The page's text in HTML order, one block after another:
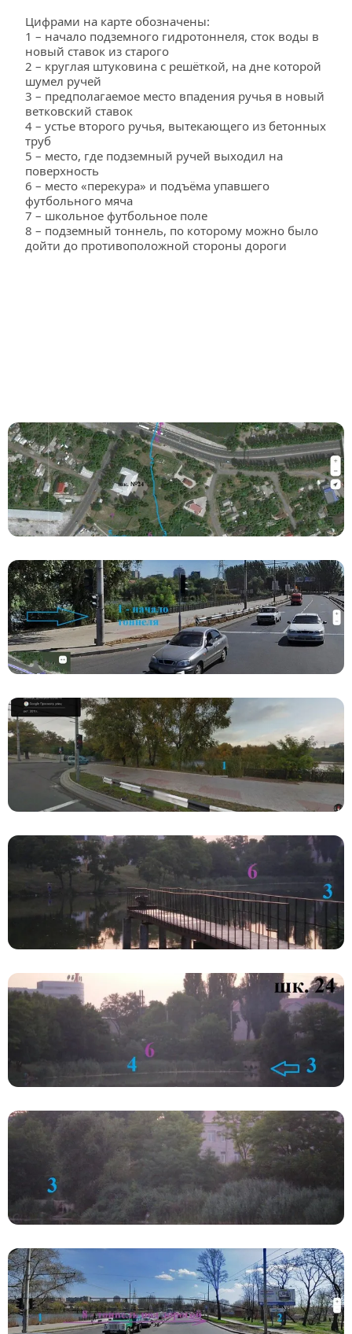
Цифрами на карте обозначены:
1 – начало подземного гидротоннеля, сток воды в
новый ставок из старого
2 – круглая штуковина с решёткой, на дне которой
шумел ручей
3 – предполагаемое место впадения ручья в новый
ветковский ставок
4 – устье второго ручья, вытекающего из бетонных
труб
5 – место, где подземный ручей выходил на
поверхность
6 – место «перекура» и подъёма упавшего
футбольного мяча
7 – школьное футбольное поле
8 – подземный тоннель, по которому можно было
дойти до противоположной стороны дороги